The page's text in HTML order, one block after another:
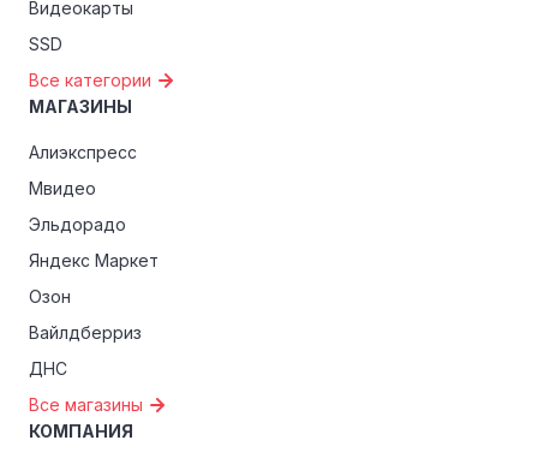
Видеокарты
SSD
Все категории
МАГАЗИНЫ
Алиэкспресс
Мвидео
Эльдорадо
Яндекс Маркет
Озон
Вайлдберриз
ДНС
Все магазины
КОМПАНИЯ